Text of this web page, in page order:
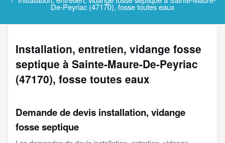
De-Peyriac (47170), fosse toutes eaux
Installation, entretien, vidange fosse
septique à Sainte-Maure-De-Peyriac
(47170), fosse toutes eaux
Demande de devis installation, vidange
fosse septique